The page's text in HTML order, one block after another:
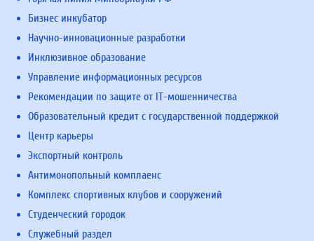
Бизнес инкубатор
Научно-инновационные разработки
Инклюзивное образование
Управление информационных ресурсов
Рекомендации по защите от IT-мошенничества
Образовательный кредит с государственной поддержкой
Центр карьеры
Экспортный контроль
Антимонопольный комплаенс
Комплекс спортивных клубов и сооружений
Студенческий городок
Служебный раздел